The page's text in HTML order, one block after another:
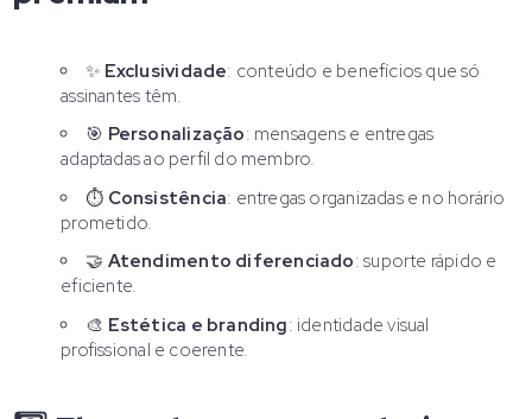
✨ Exclusividade: conteúdo e benefícios que só
assinantes têm.
🎯 Personalização: mensagens e entregas
adaptadas ao perfil do membro.
⏱ Consistência: entregas organizadas e no horário
prometido.
🤝 Atendimento diferenciado: suporte rápido e
eficiente.
🎨 Estética e branding: identidade visual
profissional e coerente.